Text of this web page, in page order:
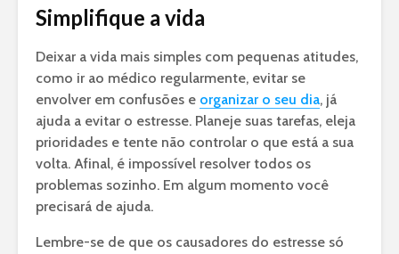
Simplifique a vida
Deixar a vida mais simples com pequenas atitudes,
como ir ao médico regularmente, evitar se
envolver em confusões e organizar o seu dia, já
ajuda a evitar o estresse. Planeje suas tarefas, eleja
prioridades e tente não controlar o que está a sua
volta. Afinal, é impossível resolver todos os
problemas sozinho. Em algum momento você
precisará de ajuda.
Lembre-se de que os causadores do estresse só